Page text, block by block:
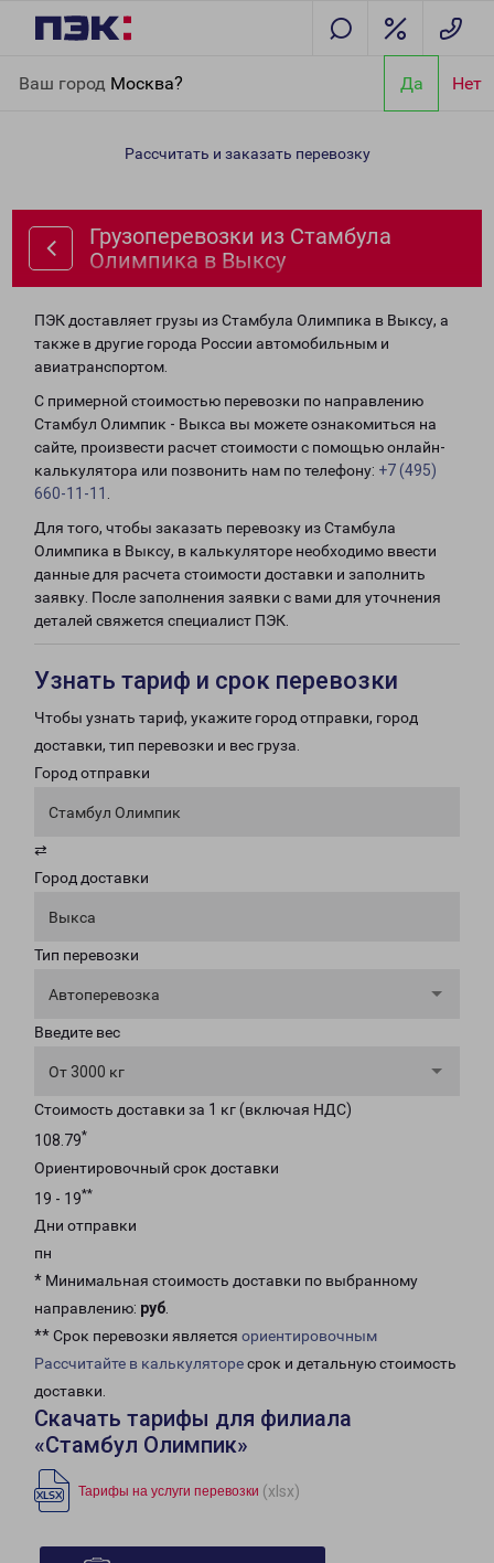
Ваш город Москва? Да Нет
Олимпика в Выксу
Рассчитать и заказать перевозку
Грузоперевозки из Стамбула
Олимпика в Выксу
ПЭК доставляет грузы из Стамбула Олимпика в Выксу, а
также в другие города России автомобильным и
авиатранспортом.
С примерной стоимостью перевозки по направлению
Стамбул Олимпик - Выкса вы можете ознакомиться на
сайте, произвести расчет стоимости с помощью онлайн-
калькулятора или позвонить нам по телефону: +7 (495)
660-11-11
Для того, чтобы заказать перевозку из Стамбула
Олимпика в Выксу, в калькуляторе необходимо ввести
данные для расчета стоимости доставки и заполнить
заявку. После заполнения заявки с вами для уточнения
деталей свяжется специалист ПЭК.
Узнать тариф и срок перевозки
Чтобы узнать тариф, укажите город отправки, город
доставки, тип перевозки и вес груза.
Город отправки
Стамбул Олимпик
⇄
Город доставки
Выкса
Тип перевозки
Автоперевозка
Введите вес
От 3000 кг
Стоимость доставки за 1 кг (включая НДС)
108.79*
Ориентировочный срок доставки
19 - 19**
Дни отправки
пн
* Минимальная стоимость доставки по выбранному
направлению: руб.
** Срок перевозки является ориентировочным
Рассчитайте в калькуляторесрок и детальную стоимость
доставки.
Скачать тарифы для филиала
«Стамбул Олимпик»
Тарифы на услуги перевозки (xlsx)